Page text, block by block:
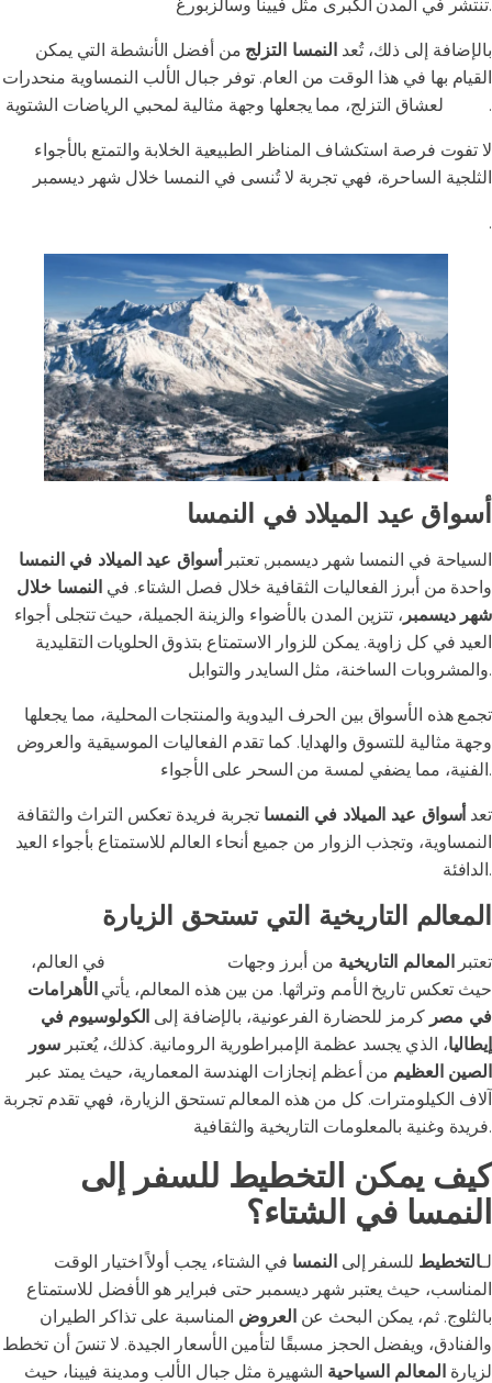
تنتشر في المدن الكبرى مثل فيينا وسالزبورغ.
بالإضافة إلى ذلك، تُعد النمسا التزلج من أفضل الأنشطة التي يمكن
القيام بها في هذا الوقت من العام. توفر جبال الألب النمساوية منحدرات
لعشاق التزلج، مما يجعلها وجهة مثالية لمحبي الرياضات الشتوية.
لا تفوت فرصة استكشاف المناظر الطبيعية الخلابة والتمتع بالأجواء
الثلجية الساحرة، فهي تجربة لا تُنسى في النمسا خلال شهر ديسمبر
.
أسواق عيد الميلاد في النمسا
السياحة في النمسا شهر ديسمبر, تعتبر أسواق عيد الميلاد في النمسا
واحدة من أبرز الفعاليات الثقافية خلال فصل الشتاء. في النمسا خلال
شهر ديسمبر ، تتزين المدن بالأضواء والزينة الجميلة، حيث تتجلى أجواء
العيد في كل زاوية. يمكن للزوار الاستمتاع بتذوق الحلويات التقليدية
والمشروبات الساخنة، مثل السايدر والتوابل.
تجمع هذه الأسواق بين الحرف اليدوية والمنتجات المحلية، مما يجعلها
وجهة مثالية للتسوق والهدايا. كما تقدم الفعاليات الموسيقية والعروض
الفنية، مما يضفي لمسة من السحر على الأجواء.
تعد أسواق عيد الميلاد في النمسا تجربة فريدة تعكس التراث والثقافة
النمساوية، وتجذب الزوار من جميع أنحاء العالم للاستمتاع بأجواء العيد
الدافئة.
المعالم التاريخية التي تستحق الزيارة
تعتبر المعالم التاريخية من أبرز وجهات
في العالم،
حيث تعكس تاريخ الأمم وتراثها. من بين هذه المعالم، يأتي الأهرامات
في مصر كرمز للحضارة الفرعونية، بالإضافة إلى الكولوسيوم في
إيطاليا، الذي يجسد عظمة الإمبراطورية الرومانية. كذلك، يُعتبرسور
الصين العظيم من أعظم إنجازات الهندسة المعمارية، حيث يمتد عبر
آلاف الكيلومترات. كل من هذه المعالم تستحق الزيارة، فهي تقدم تجربة
فريدة وغنية بالمعلومات التاريخية والثقافية.
كيف يمكن التخطيط للسفر إلى
النمسا في الشتاء؟
لـالتخطيط للسفر إلى النمسا في الشتاء، يجب أولاً اختيار الوقت
المناسب، حيث يعتبر شهر ديسمبر حتى فبراير هو الأفضل للاستمتاع
بالثلوج. ثم، يمكن البحث عن العروض المناسبة على تذاكر الطيران
والفنادق، ويفضل الحجز مسبقًا لتأمين الأسعار الجيدة. لا تنسَ أن تخطط
لزيارة المعالم السياحية الشهيرة مثل جبال الألب ومدينة فيينا، حيث